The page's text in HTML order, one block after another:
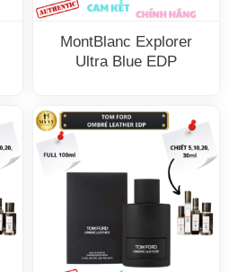
MontBlanc Explorer
Ultra Blue EDP